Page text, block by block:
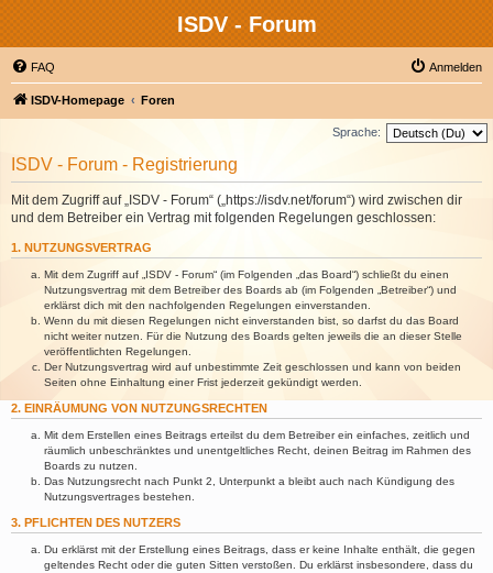
ISDV - Forum
FAQ Anmelden
ISDV-Homepage Foren
Sprache:
ISDV - Forum - Registrierung
Mit dem Zugriff auf „ISDV - Forum“ („https://isdv.net/forum“) wird zwischen dir
und dem Betreiber ein Vertrag mit folgenden Regelungen geschlossen:
1. NUTZUNGSVERTRAG
Mit dem Zugriff auf „ISDV - Forum“ (im Folgenden „das Board“) schließt du einen
Nutzungsvertrag mit dem Betreiber des Boards ab (im Folgenden „Betreiber“) und
erklärst dich mit den nachfolgenden Regelungen einverstanden.
Wenn du mit diesen Regelungen nicht einverstanden bist, so darfst du das Board
nicht weiter nutzen. Für die Nutzung des Boards gelten jeweils die an dieser Stelle
veröffentlichten Regelungen.
Der Nutzungsvertrag wird auf unbestimmte Zeit geschlossen und kann von beiden
Seiten ohne Einhaltung einer Frist jederzeit gekündigt werden.
2. EINRÄUMUNG VON NUTZUNGSRECHTEN
Mit dem Erstellen eines Beitrags erteilst du dem Betreiber ein einfaches, zeitlich und
räumlich unbeschränktes und unentgeltliches Recht, deinen Beitrag im Rahmen des
Boards zu nutzen.
Das Nutzungsrecht nach Punkt 2, Unterpunkt a bleibt auch nach Kündigung des
Nutzungsvertrages bestehen.
3. PFLICHTEN DES NUTZERS
Du erklärst mit der Erstellung eines Beitrags, dass er keine Inhalte enthält, die gegen
geltendes Recht oder die guten Sitten verstoßen. Du erklärst insbesondere, dass du